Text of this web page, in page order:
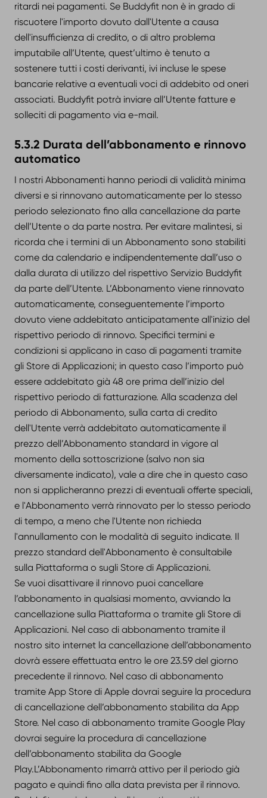
ritardi nei pagamenti. Se Buddyfit non è in grado di
riscuotere l'importo dovuto dall'Utente a causa
dell'insufficienza di credito, o di altro problema
imputabile all’Utente, quest’ultimo è tenuto a
sostenere tutti i costi derivanti, ivi incluse le spese
bancarie relative a eventuali voci di addebito od oneri
associati. Buddyfit potrà inviare all’Utente fatture e
solleciti di pagamento via e-mail.
5.3.2 Durata dell’abbonamento e rinnovo
automatico
I nostri Abbonamenti hanno periodi di validità minima
diversi e si rinnovano automaticamente per lo stesso
periodo selezionato fino alla cancellazione da parte
dell’Utente o da parte nostra. Per evitare malintesi, si
ricorda che i termini di un Abbonamento sono stabiliti
come da calendario e indipendentemente dall’uso o
dalla durata di utilizzo del rispettivo Servizio Buddyfit
da parte dell’Utente. L’Abbonamento viene rinnovato
automaticamente, conseguentemente l’importo
dovuto viene addebitato anticipatamente all'inizio del
rispettivo periodo di rinnovo. Specifici termini e
condizioni si applicano in caso di pagamenti tramite
gli Store di Applicazioni; in questo caso l’importo può
essere addebitato già 48 ore prima dell’inizio del
rispettivo periodo di fatturazione. Alla scadenza del
periodo di Abbonamento, sulla carta di credito
dell'Utente verrà addebitato automaticamente il
prezzo dell’Abbonamento standard in vigore al
momento della sottoscrizione (salvo non sia
diversamente indicato), vale a dire che in questo caso
non si applicheranno prezzi di eventuali offerte speciali,
e l'Abbonamento verrà rinnovato per lo stesso periodo
di tempo, a meno che l'Utente non richieda
l'annullamento con le modalità di seguito indicate. Il
prezzo standard dell'Abbonamento è consultabile
sulla Piattaforma o sugli Store di Applicazioni.
Se vuoi disattivare il rinnovo puoi cancellare
l’abbonamento in qualsiasi momento, avviando la
cancellazione sulla Piattaforma o tramite gli Store di
Applicazioni. Nel caso di abbonamento tramite il
nostro sito internet la cancellazione dell’abbonamento
dovrà essere effettuata entro le ore 23.59 del giorno
precedente il rinnovo. Nel caso di abbonamento
tramite App Store di Apple dovrai seguire la procedura
di cancellazione dell’abbonamento stabilita da App
Store. Nel caso di abbonamento tramite Google Play
dovrai seguire la procedura di cancellazione
dell’abbonamento stabilita da Google
Play.L’Abbonamento rimarrà attivo per il periodo già
pagato e quindi fino alla data prevista per il rinnovo.